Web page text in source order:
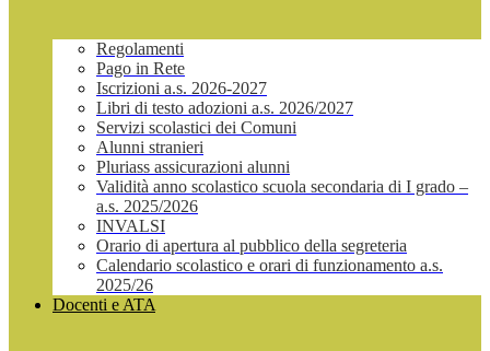
Regolamenti
Pago in Rete
Iscrizioni a.s. 2026-2027
Libri di testo adozioni a.s. 2026/2027
Servizi scolastici dei Comuni
Alunni stranieri
Pluriass assicurazioni alunni
Validità anno scolastico scuola secondaria di I grado –
a.s. 2025/2026
INVALSI
Orario di apertura al pubblico della segreteria
Calendario scolastico e orari di funzionamento a.s.
2025/26
Docenti e ATA